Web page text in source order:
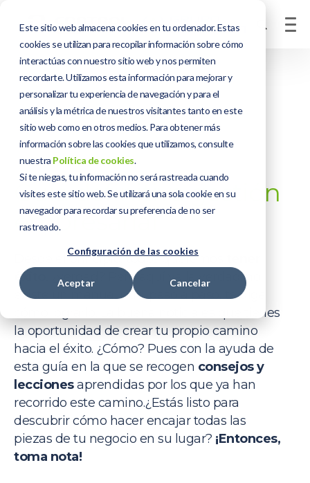
Este sitio web almacena cookies en tu ordenador. Estas
cookies se utilizan para recopilar información sobre cómo
interactúas con nuestro sitio web y nos permiten
recordarte. Utilizamos esta información para mejorar y
personalizar tu experiencia de navegación y para el
análisis y la métrica de nuestros visitantes tanto en este
sitio web como en otros medios. Para obtener más
información sobre las cookies que utilizamos, consulte
nuestra Política de cookies.
Si te niegas, tu información no será rastreada cuando
visites este sitio web. Se utilizará una sola cookie en su
navegador para recordar su preferencia de no ser
rastreado.
Configuración de las cookies
Aceptar Cancelar
Guía definitiva gestión
empresarial
Desde el principio, todos queremos
éxito
, ¿verdad? Pero aquí va la verdad: no
existe un manual que, paso a paso, te diga
cómo lograrlo. La buena noticia es que tienes
la oportunidad de crear tu propio camino
hacia el éxito. ¿Cómo? Pues con la ayuda de
esta guía en la que se recogen consejos y
leccionesaprendidas por los que ya han
recorrido este camino.¿Estás listo para
descubrir cómo hacer encajar todas las
piezas de tu negocio en su lugar? ¡Entonces,
toma nota!